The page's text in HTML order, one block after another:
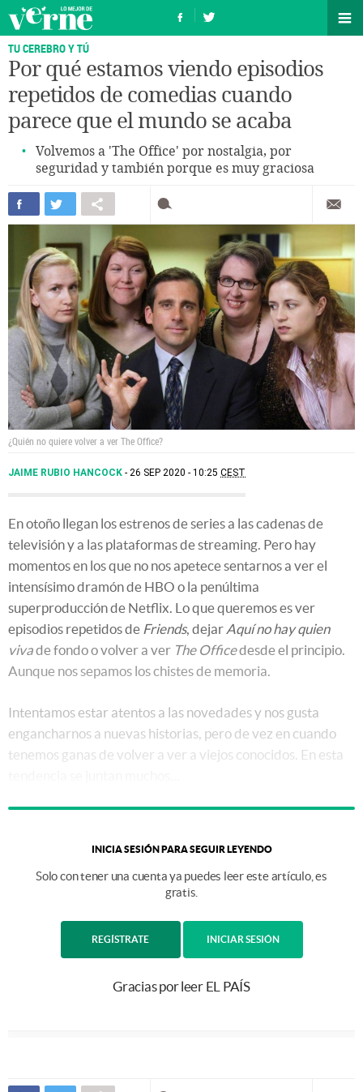
TU CEREBRO Y TÚ
Por qué estamos viendo episodios
repetidos de comedias cuando
parece que el mundo se acaba
Volvemos a 'The Office' por nostalgia, por
seguridad y también porque es muy graciosa
¿Quién no quiere volver a ver The Office?
JAIME RUBIO HANCOCK 26 SEP 2020 - 10:25 CEST
En otoño llegan los estrenos de series a las cadenas de
televisión y a las plataformas de streaming. Pero hay
momentos en los que no nos apetece sentarnos a ver el
intensísimo dramón de HBO o la penúltima
superproducción de Netflix. Lo que queremos es ver
episodios repetidos de Friends, dejar Aquí no hay quien
vivade fondo o volver a ver The Officedesde el principio.
Aunque nos sepamos los chistes de memoria.
Intentamos estar atentos a las novedades y nos gusta
engancharnos a nuevas historias, pero de vez en cuando
tenemos ganas de volver a ver a viejos conocidos. En esta
INICIA SESIÓN PARA SEGUIR LEYENDO
Solo con tener una cuenta ya puedes leer este artículo, es
gratis.
REGÍSTRATE INICIAR SESIÓN
Gracias por leer EL PAÍS